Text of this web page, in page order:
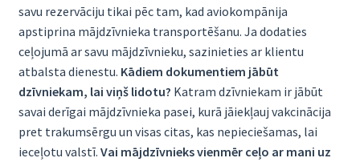
savu rezervāciju tikai pēc tam, kad aviokompānija
apstiprina mājdzīvnieka transportēšanu. Ja dodaties
ceļojumā ar savu mājdzīvnieku, sazinieties ar klientu
atbalsta dienestu. Kādiem dokumentiem jābūt
dzīvniekam, lai viņš lidotu? Katram dzīvniekam ir jābūt
savai derīgai mājdzīvnieka pasei, kurā jāiekļauj vakcinācija
pret trakumsērgu un visas citas, kas nepieciešamas, lai
ieceļotu valstī. Vai mājdzīvnieks vienmēr ceļo ar mani uz